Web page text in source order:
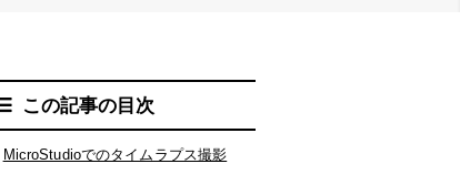
この記事の目次
MicroStudioでのタイムラプス撮影